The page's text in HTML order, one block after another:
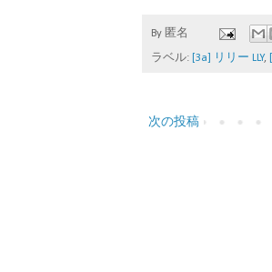
By 匿名
ラベル: [3a] リリー LLY,
次の投稿